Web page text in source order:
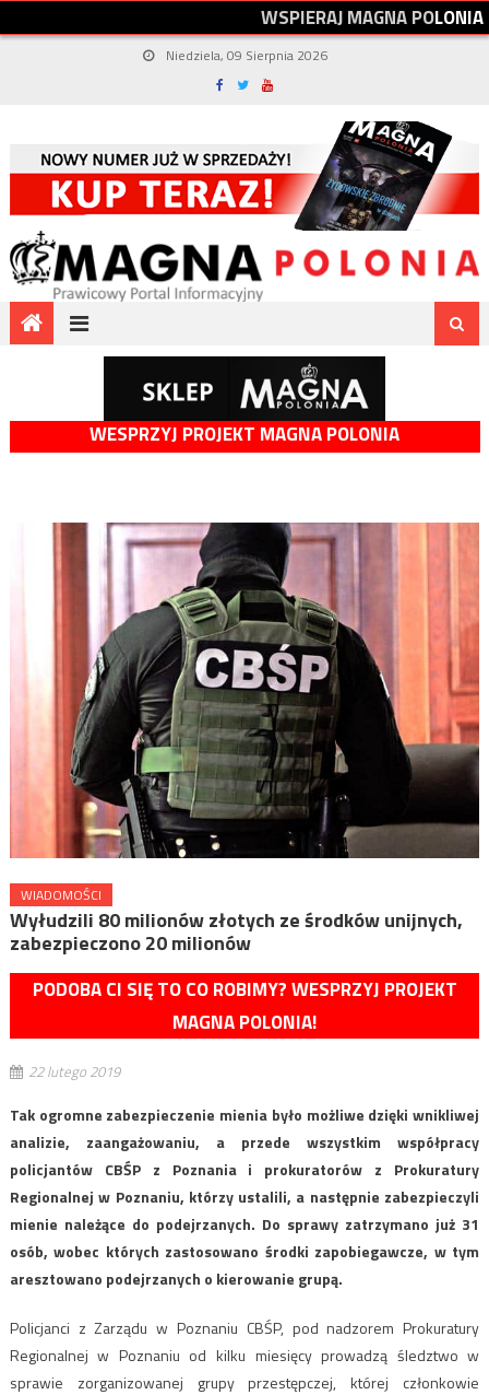
WSPIERAJMAGNAPOLONIA
Niedziela, 09 Sierpnia 2026
WESPRZYJ PROJEKT MAGNA POLONIA
WIADOMOŚCI
Wyłudzili 80 milionów złotych ze środków unijnych,
zabezpieczono 20 milionów
PODOBA CI SIĘ TO CO ROBIMY? WESPRZYJ PROJEKT
MAGNA POLONIA!
22 lutego 2019
Tak ogromne zabezpieczenie mienia było możliwe dzięki wnikliwej
analizie, zaangażowaniu, a przede wszystkim współpracy
policjantów CBŚP z Poznania i prokuratorów z Prokuratury
Regionalnej w Poznaniu, którzy ustalili, a następnie zabezpieczyli
mienie należące do podejrzanych. Do sprawy zatrzymano już 31
osób, wobec których zastosowano środki zapobiegawcze, w tym
aresztowano podejrzanych o kierowanie grupą.
Policjanci z Zarządu w Poznaniu CBŚP, pod nadzorem Prokuratury
Regionalnej w Poznaniu od kilku miesięcy prowadzą śledztwo w
sprawie zorganizowanej grupy przestępczej, której członkowie